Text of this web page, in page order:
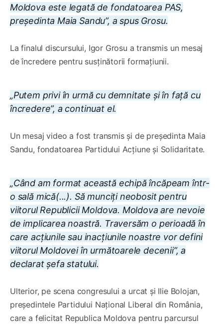
Moldova este legată de fondatoarea PAS,
președinta Maia Sandu”, a spus Grosu.
La finalul discursului, Igor Grosu a transmis un mesaj
de încredere pentru susținătorii formațiunii.
„Putem privi în urmă cu demnitate și în față cu
încredere”, a continuat el.
Un mesaj video a fost transmis și de președinta Maia
Sandu, fondatoarea Partidului Acțiune și Solidaritate.
„Când am format această echipă încăpeam într-
o sală mică(...). Să munciți neobosit pentru
viitorul Republicii Moldova. Moldova are nevoie
de implicarea noastră. Traversăm o perioadă în
care acțiunile sau inacțiunile noastre vor defini
viitorul Moldovei în următoarele decenii”, a
declarat șefa statului.
Ulterior, pe scena congresului a urcat și Ilie Bolojan,
președintele Partidului Național Liberal din România,
care a felicitat Republica Moldova pentru parcursul